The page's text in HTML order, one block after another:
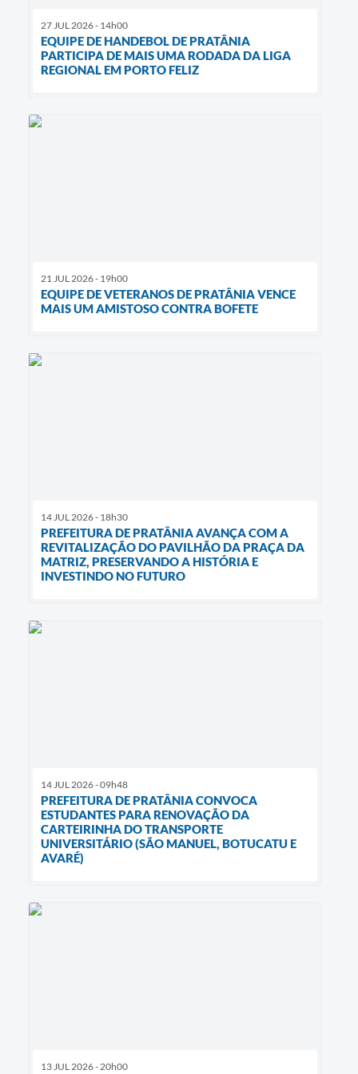
27 JUL 2026 - 14h00
EQUIPE DE HANDEBOL DE PRATÂNIA
PARTICIPA DE MAIS UMA RODADA DA LIGA
REGIONAL EM PORTO FELIZ
21 JUL 2026 - 19h00
EQUIPE DE VETERANOS DE PRATÂNIA VENCE
MAIS UM AMISTOSO CONTRA BOFETE
14 JUL 2026 - 18h30
PREFEITURA DE PRATÂNIA AVANÇA COM A
REVITALIZAÇÃO DO PAVILHÃO DA PRAÇA DA
MATRIZ, PRESERVANDO A HISTÓRIA E
INVESTINDO NO FUTURO
14 JUL 2026 - 09h48
PREFEITURA DE PRATÂNIA CONVOCA
ESTUDANTES PARA RENOVAÇÃO DA
CARTEIRINHA DO TRANSPORTE
UNIVERSITÁRIO (SÃO MANUEL, BOTUCATU E
AVARÉ)
13 JUL 2026 - 20h00